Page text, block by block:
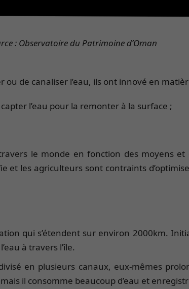
: Observatoire du Patrimoine d’Oman
de canaliser l’eau, ils ont innové en
l’eau pour la remonter à la surface ;
le monde en fonction des moyens
et les agriculteurs sont contraints
qui s’étendent sur environ 2000km.
à travers l’île.
en plusieurs canaux, eux-mêmes
il consomme beaucoup d’eau et